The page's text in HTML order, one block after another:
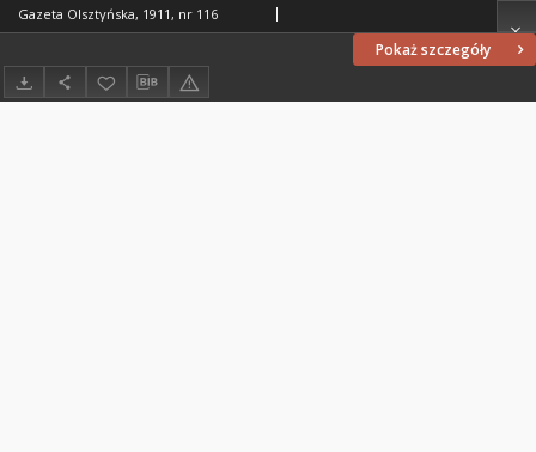
Pokaż szczegóły
Gazeta Olsztyńska, 1911, nr 116